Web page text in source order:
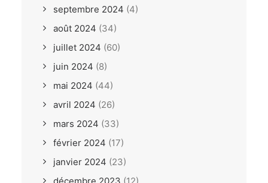
septembre 2024 (4)
août 2024 (34)
juillet 2024 (60)
juin 2024 (8)
mai 2024 (44)
avril 2024 (26)
mars 2024 (33)
février 2024 (17)
janvier 2024 (23)